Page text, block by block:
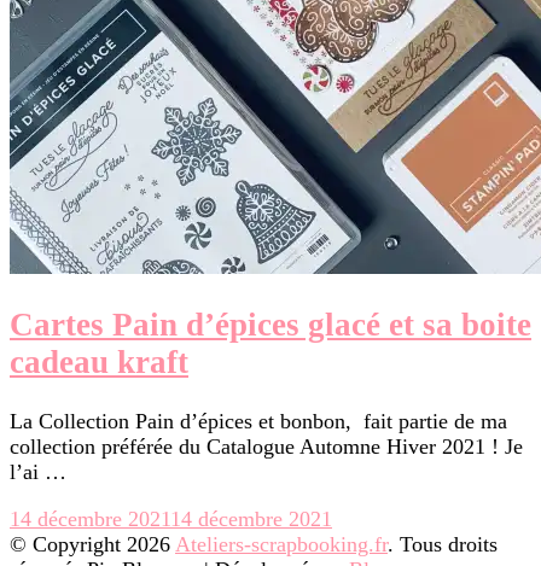
Cartes Pain d’épices glacé et sa boite
cadeau kraft
La Collection Pain d’épices et bonbon, fait partie de ma
collection préférée du Catalogue Automne Hiver 2021 ! Je
l’ai …
14 décembre 2021 14 décembre 2021
© Copyright 2026 Ateliers-scrapbooking.fr. Tous droits